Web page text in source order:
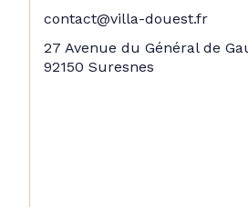
contact@villa-douest.fr
27 Avenue du Général de
92150 Suresnes